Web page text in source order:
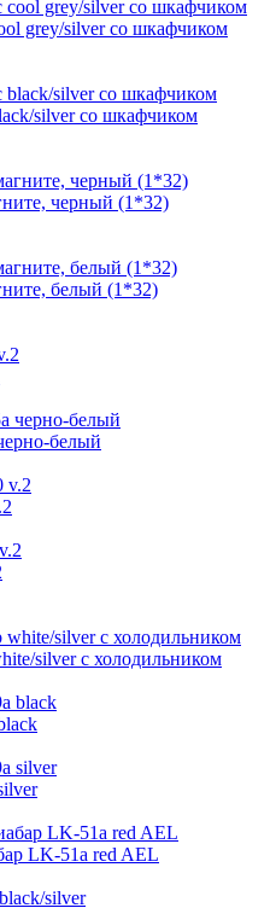
grey/silver со шкафчиком
silver со шкафчиком
черный (1*32)
белый (1*32)
белый
silver с холодильником
LK-51a red AEL